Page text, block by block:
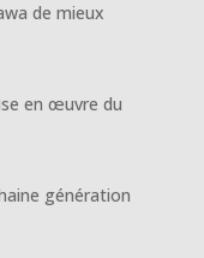
de mieux
en œuvre du
génération